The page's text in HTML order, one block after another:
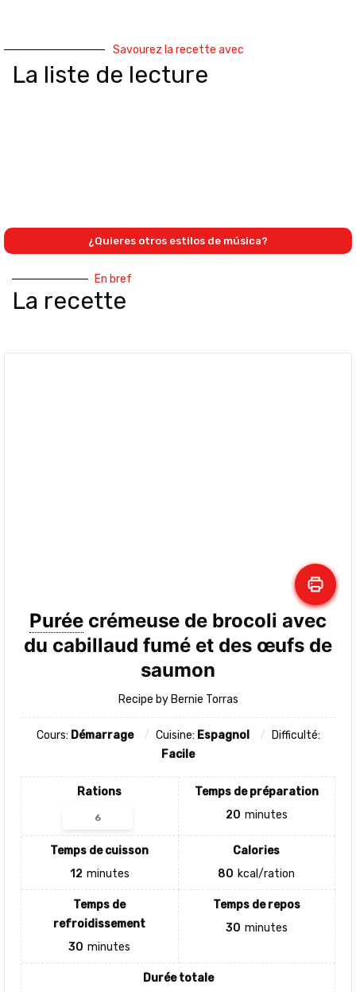
En bref
La recette
Purée crémeuse de brocoli avec
du cabillaud fumé et des œufs de
saumon
Recipe by Bernie Torras
Cours: Démarrage Cuisine: Espagnol
Difficulté:
Facile
Rations
Temps de préparation
20 minutes
Temps de cuisson
12 minutes
Calories
80 kcal/ration
Temps de
refroidissement
30 minutes
Temps de repos
30 minutes
Durée totale
Savourez la recette avec
La liste de lecture
¿Quieres otros estilos de música?